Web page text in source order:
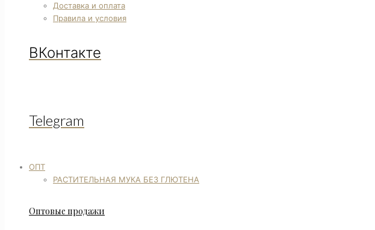
Доставка и оплата
Правила и условия
ВКонтакте
Telegram
ОПТ
РАСТИТЕЛЬНАЯ МУКА БЕЗ ГЛЮТЕНА
Оптовые продажи